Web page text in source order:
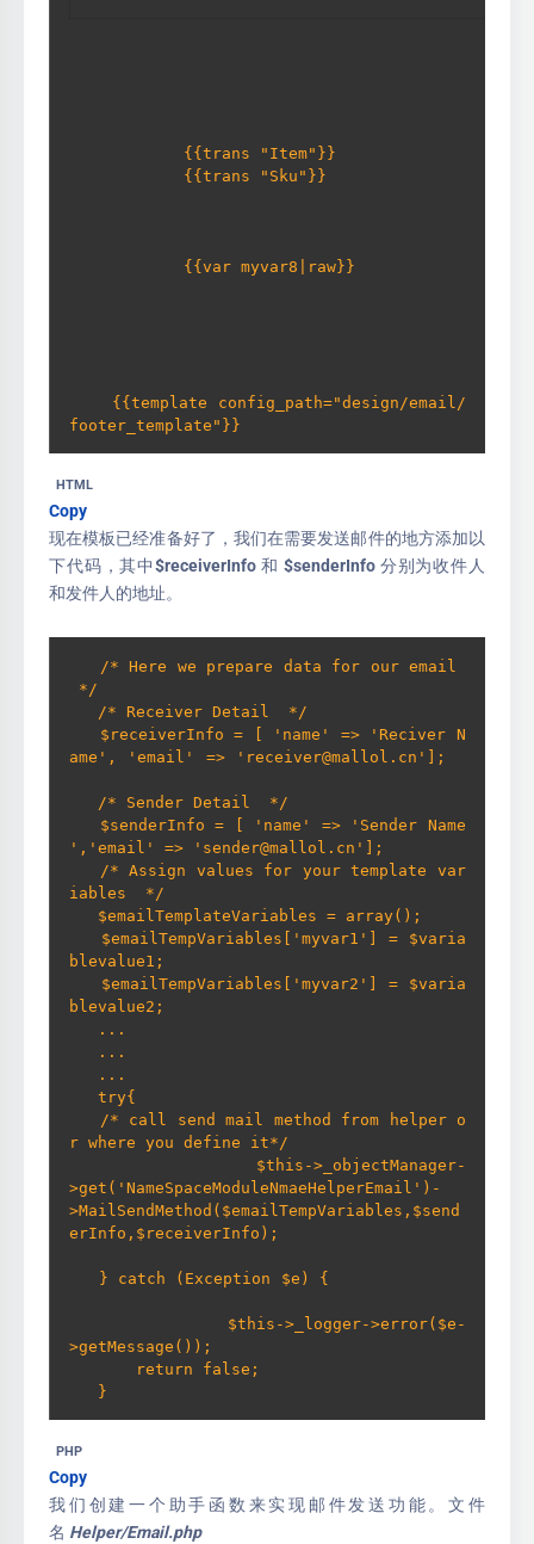
{{trans "Item"}}
{{trans "Sku"}}
{{var myvar8|raw}}
{{template config_path="design/email/
footer_template"}}
HTML
Copy
现在模板已经准备好了，我们在需要发送邮件的地方添加以
下代码，其中$receiverInfo 和 $senderInfo 分别为收件人
和发件人的地址。
/* Here we prepare data for our email
*/
/* Receiver Detail  */
$receiverInfo = [ 'name' => 'Reciver N
ame', 'email' => 'receiver@mallol.cn'];
/* Sender Detail  */
$senderInfo = [ 'name' => 'Sender Name
','email' => 'sender@mallol.cn'];
/* Assign values for your template var
iables  */
$emailTemplateVariables = array();
$emailTempVariables['myvar1'] = $varia
blevalue1;
$emailTempVariables['myvar2'] = $varia
blevalue2;
...
...
...
try{
/* call send mail method from helper o
r where you define it*/
$this->_objectManager-
>get('NameSpaceModuleNmaeHelperEmail')-
>MailSendMethod($emailTempVariables,$send
erInfo,$receiverInfo);
} catch (Exception $e) {
$this->_logger->error($e-
>getMessage());
return false;
}
PHP
Copy
我们创建一个助手函数来实现邮件发送功能。文件
名 Helper/Email.php